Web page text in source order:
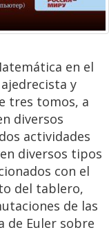
en el
y
tres tomos, a
diversos
actividades
diversos tipos
con el
del tablero,
de las
de Euler sobre